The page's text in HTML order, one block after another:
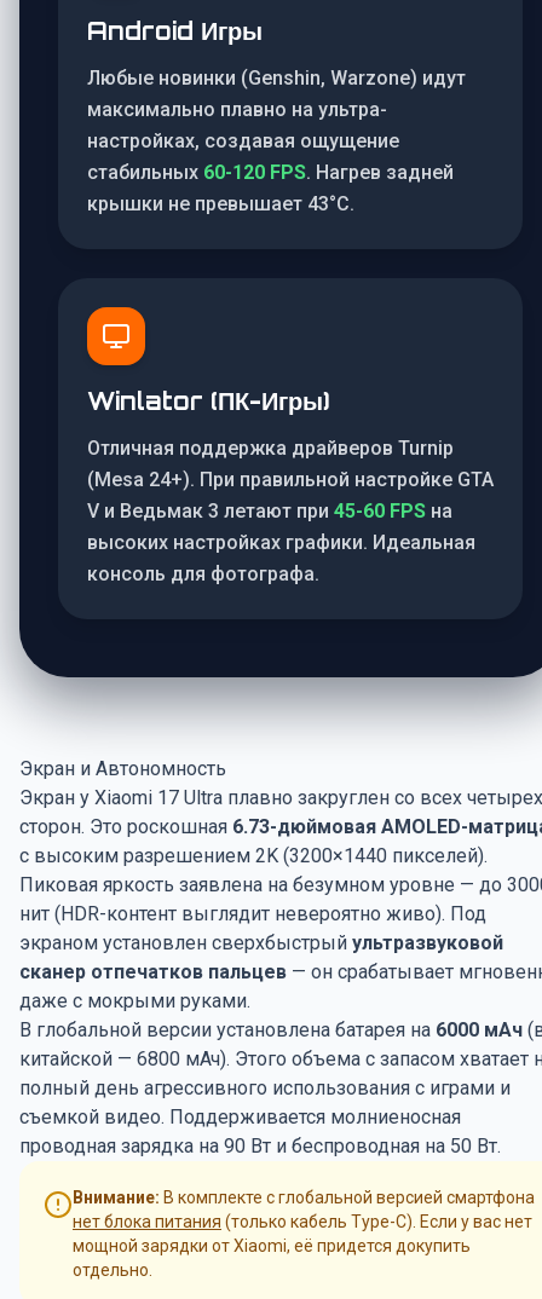
Android Игры
Любые новинки (Genshin, Warzone) идут
максимально плавно на ультра-
настройках, создавая ощущение
стабильных 60-120 FPS. Нагрев задней
крышки не превышает 43°C.
Winlator (ПК-Игры)
Отличная поддержка драйверов Turnip
(Mesa 24+). При правильной настройке GTA
V и Ведьмак 3 летают при 45-60 FPS на
высоких настройках графики. Идеальная
консоль для фотографа.
Экран и Автономность
Экран у Xiaomi 17 Ultra плавно закруглен со всех четырех
сторон. Это роскошная 6.73-дюймовая AMOLED-
с высоким разрешением 2K (3200×1440 пикселей).
Пиковая яркость заявлена на безумном уровне — до
нит (HDR-контент выглядит невероятно живо). Под
экраном установлен сверхбыстрый ультразвуковой
сканер отпечатков пальцев — он срабатывает
даже с мокрыми руками.
В глобальной версии установлена батарея на 6000 мАч
китайской — 6800 мАч). Этого объема с запасом хватает
полный день агрессивного использования с играми и
съемкой видео. Поддерживается молниеносная
проводная зарядка на 90 Вт и беспроводная на 50 Вт.
Внимание: В комплекте с глобальной версией смартфона
нет блока питания (только кабель Type-C). Если у вас нет
мощной зарядки от Xiaomi, её придется докупить
отдельно.